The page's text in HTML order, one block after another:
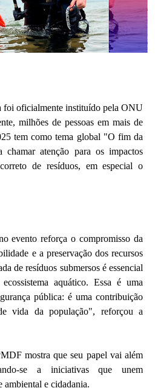
oficialmente instituído pela ONU
milhões de pessoas em mais de
tem como tema global "O fim da
chamar atenção para os impactos
de resíduos, em especial o
evento reforça o compromisso da
e a preservação dos recursos
de resíduos submersos é essencial
aquático. Essa é uma
pública: é uma contribuição
vida da população", reforçou a
mostra que seu papel vai além
se a iniciativas que unem
ambiental e cidadania.